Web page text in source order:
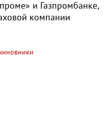
и Газпромбанке,
компании